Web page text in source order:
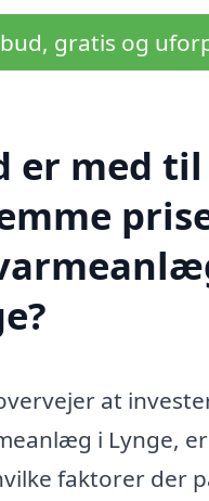
gratis og
er med
at
i Lynge,
faktorer der